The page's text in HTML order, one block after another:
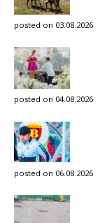
posted on 03.08.2026
posted on 04.08.2026
posted on 06.08.2026